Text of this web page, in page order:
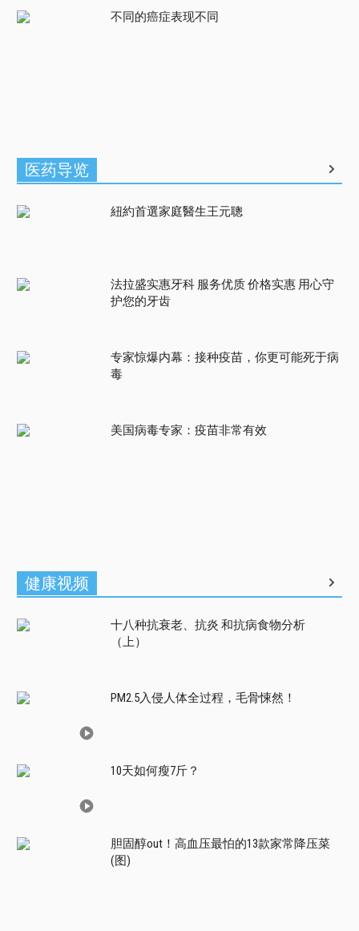
不同的癌症表现不同
医药导览
紐約首選家庭醫生王元聰
法拉盛实惠牙科 服务优质 价格实惠 用心守
护您的牙齿
专家惊爆内幕：接种疫苗，你更可能死于病
毒
美国病毒专家：疫苗非常有效
健康视频
十八种抗衰老、抗炎 和抗病食物分析
（上）
PM2.5入侵人体全过程，毛骨悚然！
10天如何瘦7斤？
胆固醇out！高血压最怕的13款家常降压菜
(图)